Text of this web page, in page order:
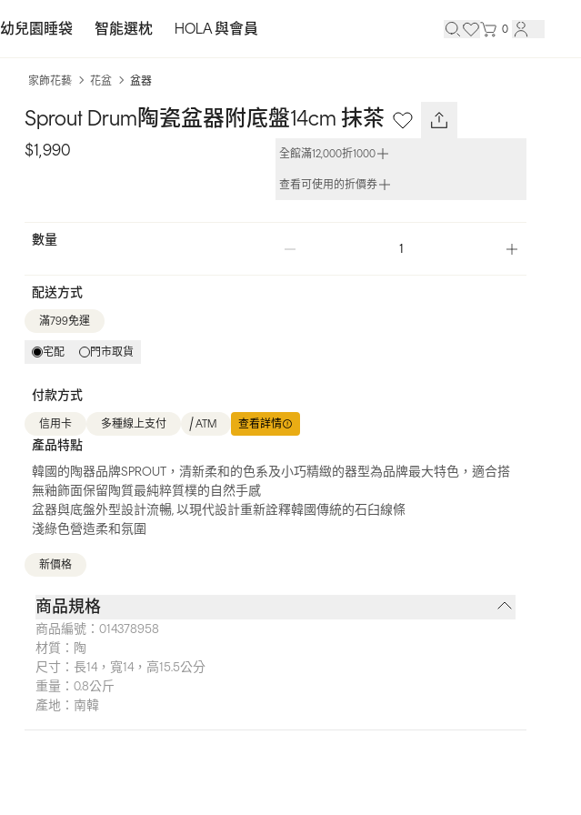
幼兒園睡袋 智能選枕 HOLA 與會員 0
家飾花藝 花盆 盆器
Sprout Drum陶瓷盆器附底盤14cm 抹茶
$1,990 全館滿12,000折1000
查看可使用的折價券
數量
配送方式
滿799免運
宅配 門市取貨
付款方式
信用卡 多種線上支付 ATM 查看詳情
產品特點
韓國的陶器品牌SPROUT，清新柔和的色系及小巧精緻的器型為品牌最大特色，適合搭
無釉飾面保留陶質最純粹質樸的自然手感
盆器與底盤外型設計流暢, 以現代設計重新詮釋韓國傳統的石臼線條
淺綠色營造柔和氛圍
新價格
商品規格
商品編號： 014378958
材質： 陶
尺寸： 長14，寬14，高15.5公分
重量： 0.8公斤
產地： 南韓